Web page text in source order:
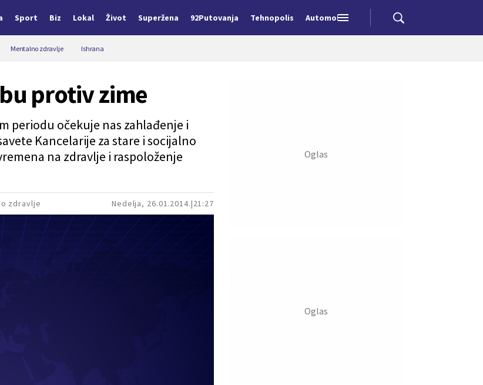
Sport Biz Lokal Život Superžena 92Putovanja Tehnopolis Automobili
Mentalno zdravlje Ishrana
Nedelja, 26.01.2014. 21:27
protiv zime
periodu očekuje nas zahlađenje i
Kancelarije za stare i socijalno
na zdravlje i raspoloženje
zdravlje